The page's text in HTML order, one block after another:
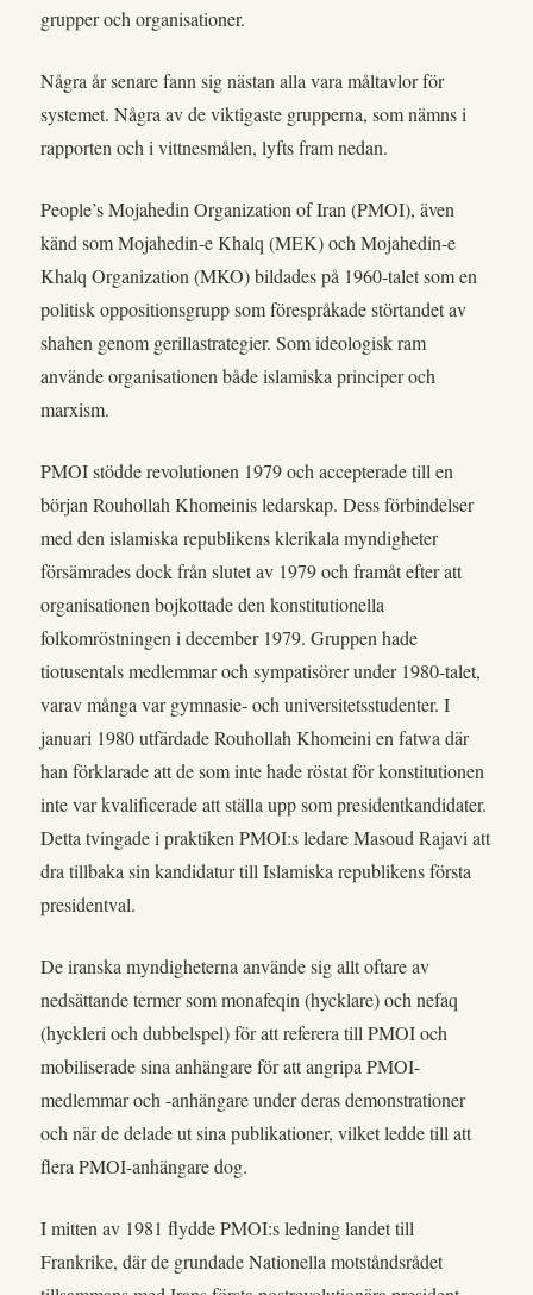
grupper och organisationer.
Några år senare fann sig nästan alla vara måltavlor för
systemet. Några av de viktigaste grupperna, som nämns i
rapporten och i vittnesmålen, lyfts fram nedan.
People’s Mojahedin Organization of Iran (PMOI), även
känd som Mojahedin-e Khalq (MEK) och Mojahedin-e
Khalq Organization (MKO) bildades på 1960-talet som en
politisk oppositionsgrupp som förespråkade störtandet av
shahen genom gerillastrategier. Som ideologisk ram
använde organisationen både islamiska principer och
marxism.
PMOI stödde revolutionen 1979 och accepterade till en
början Rouhollah Khomeinis ledarskap. Dess förbindelser
med den islamiska republikens klerikala myndigheter
försämrades dock från slutet av 1979 och framåt efter att
organisationen bojkottade den konstitutionella
folkomröstningen i december 1979. Gruppen hade
tiotusentals medlemmar och sympatisörer under 1980-talet,
varav många var gymnasie- och universitetsstudenter. I
januari 1980 utfärdade Rouhollah Khomeini en fatwa där
han förklarade att de som inte hade röstat för konstitutionen
inte var kvalificerade att ställa upp som presidentkandidater.
Detta tvingade i praktiken PMOI:s ledare Masoud Rajavi att
dra tillbaka sin kandidatur till Islamiska republikens första
presidentval.
De iranska myndigheterna använde sig allt oftare av
nedsättande termer som monafeqin (hycklare) och nefaq
(hyckleri och dubbelspel) för att referera till PMOI och
mobiliserade sina anhängare för att angripa PMOI-
medlemmar och -anhängare under deras demonstrationer
och när de delade ut sina publikationer, vilket ledde till att
flera PMOI-anhängare dog.
I mitten av 1981 flydde PMOI:s ledning landet till
Frankrike, där de grundade Nationella motståndsrådet